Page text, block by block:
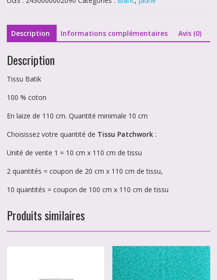
2090
Description Informations complémentaires Avis (0)
Description
Tissu Batik
100 % coton
En laize de 110 cm. Quantité minimale 10 cm
Choisissez votre quantité de Tissu Patchwork:
Unité de vente 1 = 10 cm x 110 cm de tissu
2 quantités = coupon de 20 cm x 110 cm de tissu,
10 quantités = coupon de 100 cm x 110 cm de tissu
Produits similaires